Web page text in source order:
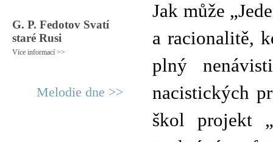
G. P. Fedotov Svatí
staré Rusi
Více informací >>
Melodie dne >>
Jak může
a racionalitě,
plný
nacistických
škol projekt